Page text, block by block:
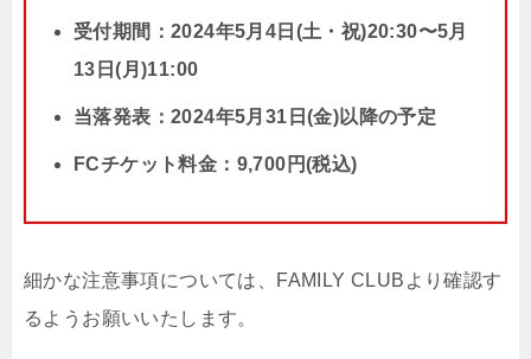
受付期間：2024年5月4日(土・祝)20:30〜5月
13日(月)11:00
当落発表：2024年5月31日(金)以降の予定
FCチケット料金：9,700円(税込)
細かな注意事項については、FAMILY CLUBより確認す
るようお願いいたします。